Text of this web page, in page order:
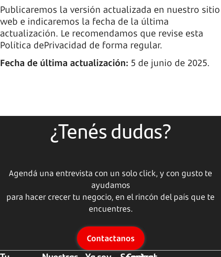
Publicaremos la versión actualizada en nuestro sitio
web e indicaremos la fecha de la última
actualización. Le recomendamos que revise esta
Política dePrivacidad de forma regular.
Fecha de última actualización: 5 de junio de 2025.
¿Tenés dudas?
Agendá una entrevista con un solo click, y con gusto te
ayudamos
para hacer crecer tu negocio, en el rincón del país que te
encuentres.
Contactanos